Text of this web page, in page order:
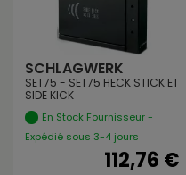
SCHLAGWERK
SET75 - SET75 HECK STICK ET
SIDE KICK
En Stock Fournisseur -
Expédié sous 3-4 jours
112,76 €